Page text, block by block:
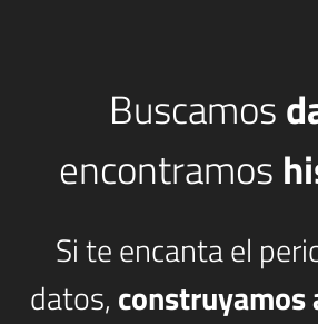
Buscamos
encontramos
Si te encanta el
datos, construyamos